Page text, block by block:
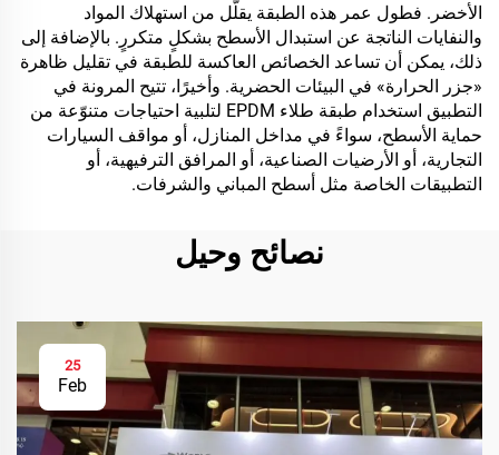
الأخضر. فطول عمر هذه الطبقة يقلّل من استهلاك المواد
والنفايات الناتجة عن استبدال الأسطح بشكلٍ متكررٍ. بالإضافة إلى
ذلك، يمكن أن تساعد الخصائص العاكسة للطبقة في تقليل ظاهرة
«جزر الحرارة» في البيئات الحضرية. وأخيرًا، تتيح المرونة في
التطبيق استخدام طبقة طلاء EPDM لتلبية احتياجات متنوّعة من
حماية الأسطح، سواءً في مداخل المنازل، أو مواقف السيارات
التجارية، أو الأرضيات الصناعية، أو المرافق الترفيهية، أو
التطبيقات الخاصة مثل أسطح المباني والشرفات.
نصائح وحيل
25
Feb